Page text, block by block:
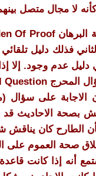
كأنه لا مجال متصل
فذلك دليل
دليل عدم وجود. إلا
الاجابة على
بصحة الاحاديث
الطارح كان
أنه إذا كانت